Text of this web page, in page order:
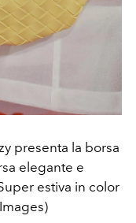
presenta la borsa
elegante e
estiva in color